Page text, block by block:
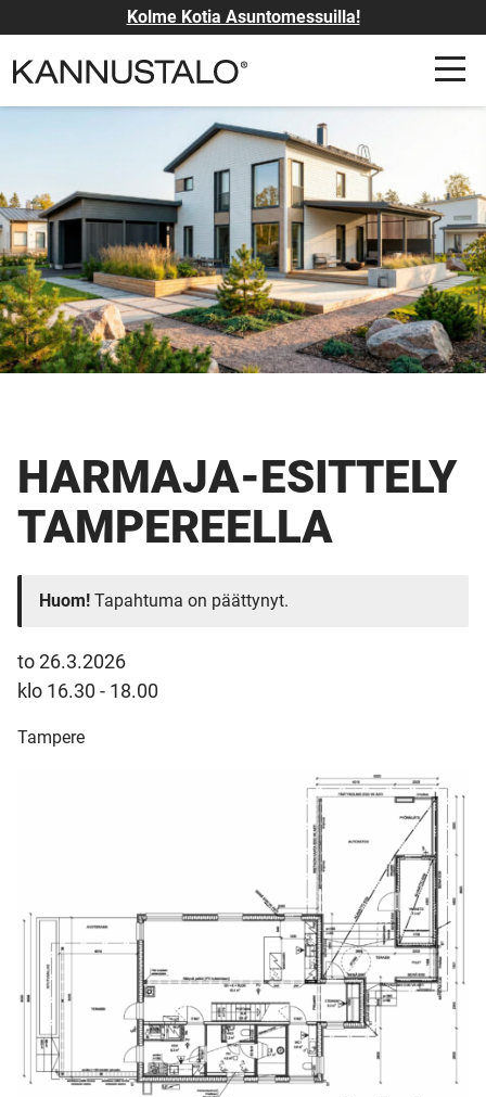
Kolme Kotia Asuntomessuilla!
HARMAJA-ESITTELY
TAMPEREELLA
Huom! Tapahtuma on päättynyt.
to 26.3.2026
klo 16.30 - 18.00
Tampere